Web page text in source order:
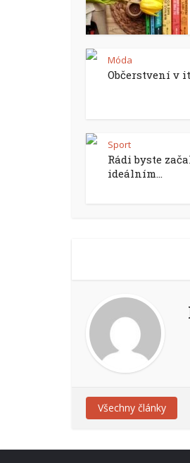
Móda
Občerstvení v
Sport
Rádi byste
ideálním...
Všechny články